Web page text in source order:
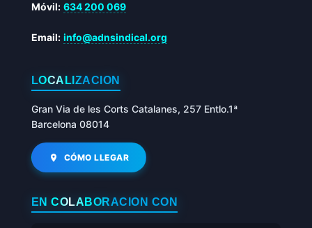
Móvil: 634 200 069
Email: info@adnsindical.org
LOCALIZACIÓN
Gran Via de les Corts Catalanes, 257 Entlo.1ª
Barcelona 08014
CÓMO LLEGAR
EN COLABORACIÓN CON